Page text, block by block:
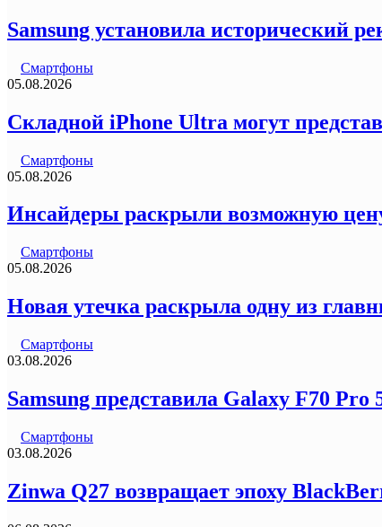
Samsung установила исторический
Смартфоны
05.08.2026
Складной iPhone Ultra могут
Смартфоны
05.08.2026
Инсайдеры раскрыли возможную
Смартфоны
05.08.2026
Новая утечка раскрыла одну из
Смартфоны
03.08.2026
Samsung представила Galaxy F70
Смартфоны
03.08.2026
Zinwa Q27 возвращает эпоху